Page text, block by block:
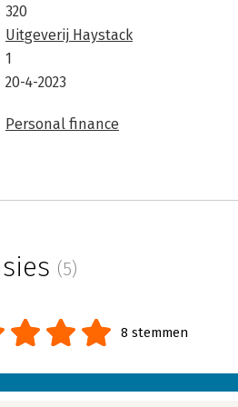
320
Uitgeverij Haystack
1
20-4-2023
Personal finance
(5)
8 stemmen